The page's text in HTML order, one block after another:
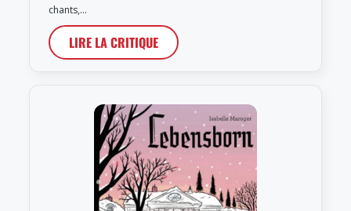
chants,…
LIRE LA CRITIQUE